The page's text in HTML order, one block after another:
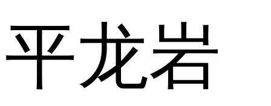
平龙岩